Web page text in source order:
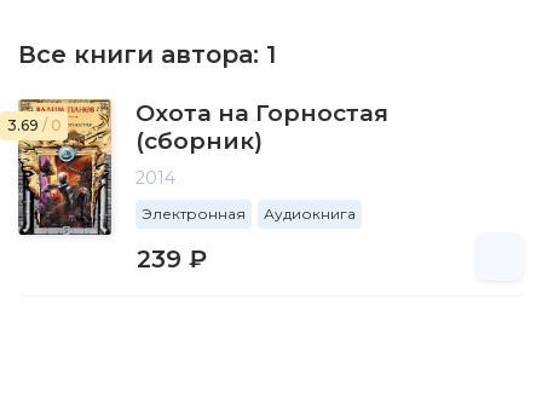
Все книги автора: 1
3.69 / 0
Охота на Горностая
(сборник)
2014
Электронная Аудиокнига
239 ₽